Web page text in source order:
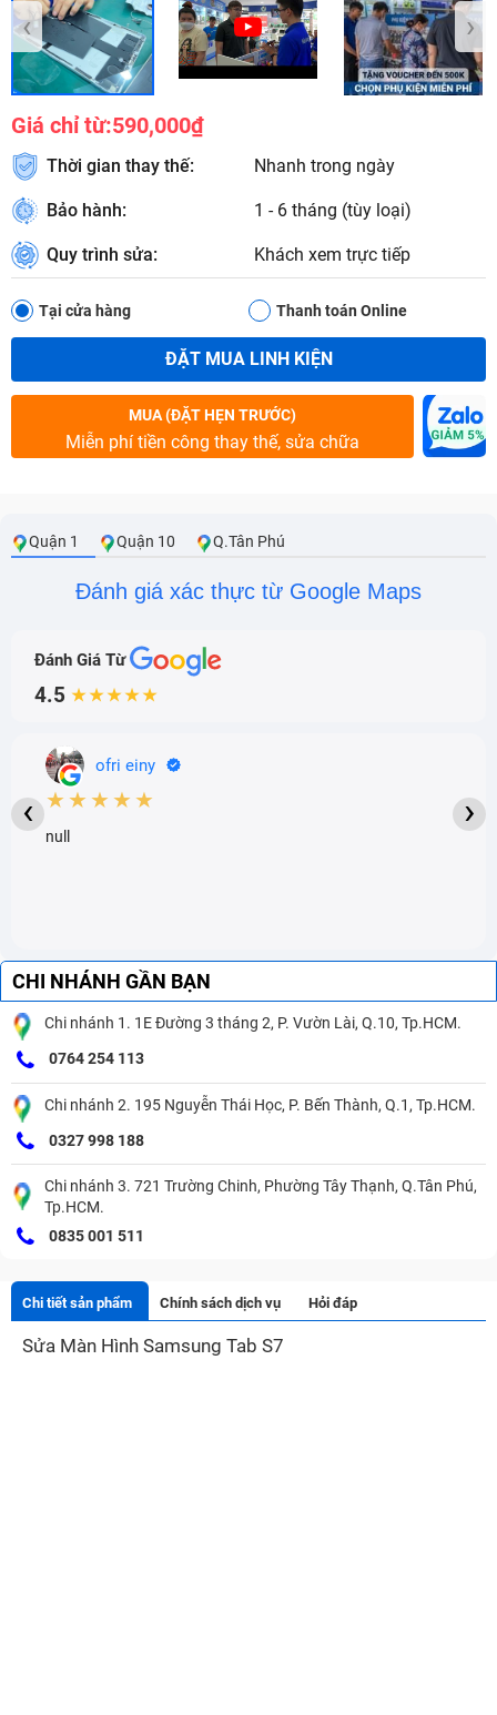
‹ ›
Giá chỉ từ:590,000₫
Thời gian thay thế: Nhanh trong ngày
Bảo hành: 1 - 6 tháng (tùy loại)
Quy trình sửa: Khách xem trực tiếp
Tại cửa hàng Thanh toán Online
ĐẶT MUA LINH KIỆN
MUA (ĐẶT HẸN TRƯỚC)
Miễn phí tiền công thay thế, sửa chữa
Quận 1 Quận 10 Q.Tân Phú
Đánh giá xác thực từ Google Maps
Đánh Giá Từ
4.5 ★★★★★
ofri einy
★★★★★
null
‹ ›
CHI NHÁNH GẦN BẠN
Chi nhánh 1. 1E Đường 3 tháng 2, P. Vườn Lài, Q.10, Tp.HCM.
0764 254 113
Chi nhánh 2. 195 Nguyễn Thái Học, P. Bến Thành, Q.1, Tp.HCM.
0327 998 188
Chi nhánh 3. 721 Trường Chinh, Phường Tây Thạnh, Q.Tân Phú,
Tp.HCM.
0835 001 511
Chi tiết sản phẩm Chính sách dịch vụ Hỏi đáp
Sửa Màn Hình Samsung Tab S7